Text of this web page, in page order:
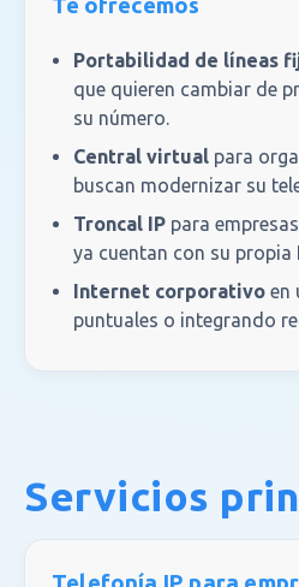
Te ofrecemos
Portabilidad de líneas
que quieren cambiar de
su número.
Central virtual para
buscan modernizar su
Troncal IP para
ya cuentan con su propia
Internet corporativo en
puntuales o integrando
Servicios